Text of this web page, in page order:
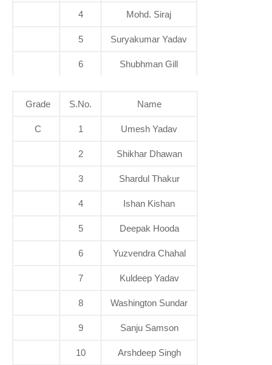
4 Mohd. Siraj
5 Suryakumar Yadav
6 Shubhman Gill
Grade S.No. Name
C 1 Umesh Yadav
2 Shikhar Dhawan
3 Shardul Thakur
4 Ishan Kishan
5 Deepak Hooda
6 Yuzvendra Chahal
7 Kuldeep Yadav
8 Washington Sundar
9 Sanju Samson
10 Arshdeep Singh